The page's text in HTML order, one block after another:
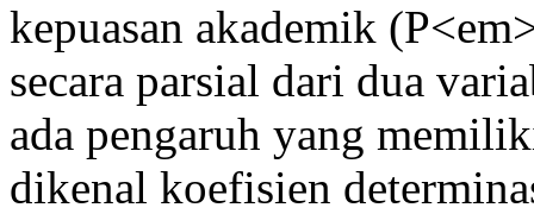
kepuasan akademik
secara parsial dari dua
ada pengaruh yang
dikenal koefisien